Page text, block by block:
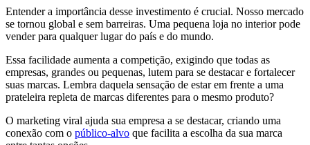
Entender a importância desse investimento é crucial. Nosso mercado
se tornou global e sem barreiras. Uma pequena loja no interior pode
vender para qualquer lugar do país e do mundo.
Essa facilidade aumenta a competição, exigindo que todas as
empresas, grandes ou pequenas, lutem para se destacar e fortalecer
suas marcas. Lembra daquela sensação de estar em frente a uma
prateleira repleta de marcas diferentes para o mesmo produto?
O marketing viral ajuda sua empresa a se destacar, criando uma
conexão com o público-alvo que facilita a escolha da sua marca